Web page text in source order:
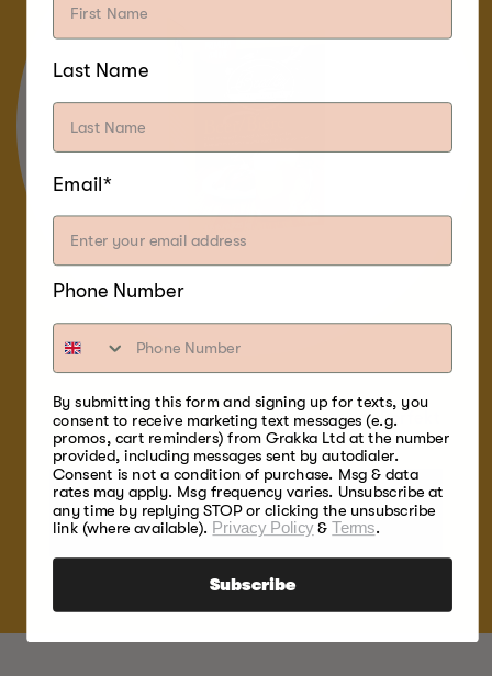
Ølbisquetter for humletilsatt røkt mat. Perfekt
til biff, kylling, ribbe eller pølse.
SHOP NOW
Last Name
Email*
Phone Number
By submitting this form and signing up for texts, you
consent to receive marketing text messages (e.g.
promos, cart reminders) from Grakka Ltd at the number
provided, including messages sent by autodialer.
Consent is not a condition of purchase. Msg & data
rates may apply. Msg frequency varies. Unsubscribe at
any time by replying STOP or clicking the unsubscribe
link (where available). Privacy Policy&Terms.
Subscribe